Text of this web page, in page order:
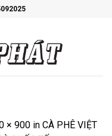
× 900 in CÀ PHÊ VIỆT